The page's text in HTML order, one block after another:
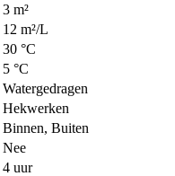
3 m²
12 m²/L
30 °C
5 °C
Watergedragen
Hekwerken
Binnen, Buiten
Nee
4 uur